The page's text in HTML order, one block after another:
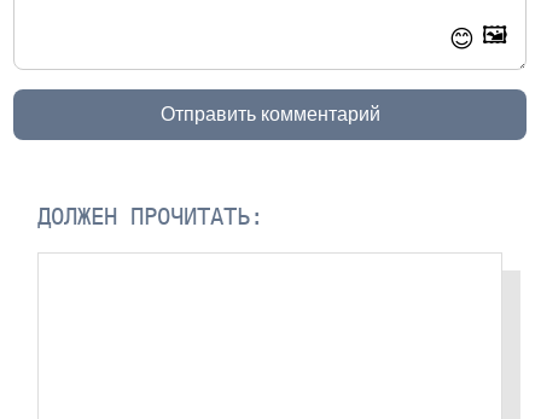
😊 🖼️
Отправить комментарий
ДОЛЖЕН ПРОЧИТАТЬ: